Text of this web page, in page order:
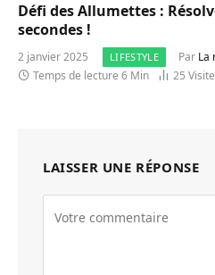
Défi des Allumettes :
secondes !
2 janvier 2025 LIFESTYLE Par La
Temps de lecture 6 Min
25
LAISSER UNE RÉPONSE